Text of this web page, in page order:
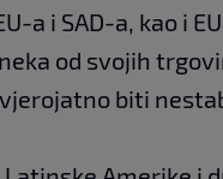
a i SAD-a, kao i
od svojih
biti